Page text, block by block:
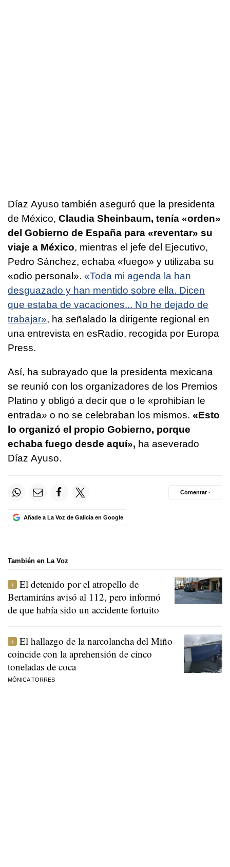
Díaz Ayuso también aseguró que la presidenta
de México, Claudia Sheinbaum, tenía «orden»
del Gobierno de España para «reventar» su
viaje a México, mientras el jefe del Ejecutivo,
Pedro Sánchez, echaba «fuego» y utilizaba su
«odio personal». «Toda mi agenda la han
desguazado y han mentido sobre ella. Dicen
que estaba de vacaciones... No he dejado de
trabajar», ha señalado la dirigente regional en
una entrevista en esRadio, recogida por Europa
Press.
Así, ha subrayado que la presidenta mexicana
se reunió con los organizadores de los Premios
Platino y obligó a decir que o le «prohibían le
entrada» o no se celebraban los mismos. «Esto
lo organizó el propio Gobierno, porque
echaba fuego desde aquí», ha aseverado
Díaz Ayuso.
Añade a La Voz de Galicia en Google
Comentar ·
También en La Voz
El detenido por el atropello de
Bertamiráns avisó al 112, pero informó
de que había sido un accidente fortuito
El hallazgo de la narcolancha del Miño
coincide con la aprehensión de cinco
toneladas de coca
MÓNICA TORRES